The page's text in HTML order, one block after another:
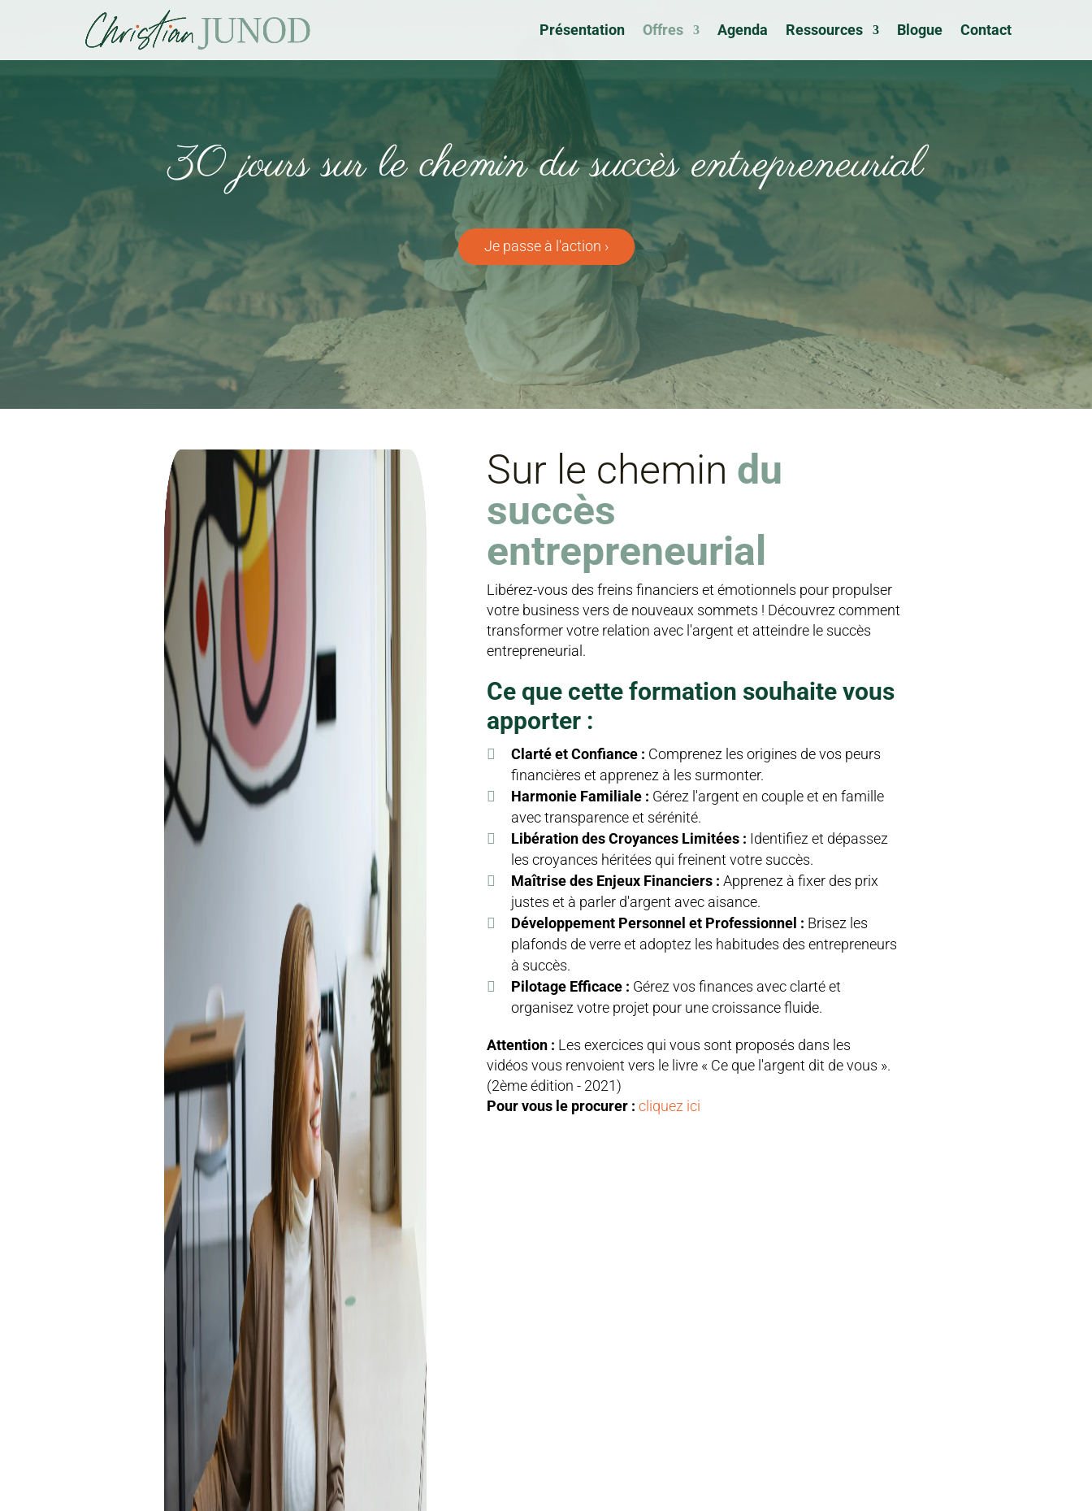
Présentation Offres Agenda Ressources Blogue Contact
30 jours sur le chemin du succès entrepreneurial
Je passe à l'action ›
Sur le chemin du
succès
entrepreneurial
Libérez-vous des freins financiers et émotionnels pour propulser
votre business vers de nouveaux sommets ! Découvrez comment
transformer votre relation avec l'argent et atteindre le succès
entrepreneurial.
Ce que cette formation souhaite vous
apporter :
Clarté et Confiance : Comprenez les origines de vos peurs
financières et apprenez à les surmonter.
Harmonie Familiale : Gérez l'argent en couple et en famille
avec transparence et sérénité.
Libération des Croyances Limitées : Identifiez et dépassez
les croyances héritées qui freinent votre succès.
Maîtrise des Enjeux Financiers : Apprenez à fixer des prix
justes et à parler d'argent avec aisance.
Développement Personnel et Professionnel : Brisez les
plafonds de verre et adoptez les habitudes des entrepreneurs
à succès.
Pilotage Efficace : Gérez vos finances avec clarté et
organisez votre projet pour une croissance fluide.
Attention : Les exercices qui vous sont proposés dans les
vidéos vous renvoient vers le livre « Ce que l'argent dit de vous ».
(2ème édition - 2021)
Pour vous le procurer : cliquez ici